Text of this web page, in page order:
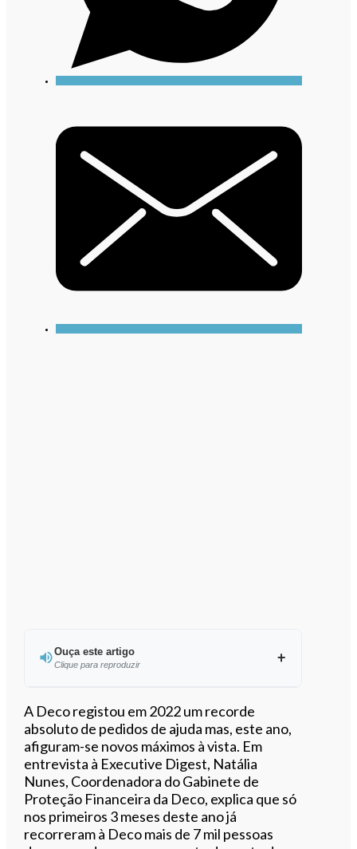
Ouça este artigo
Clique para reproduzir
Ouvir este artigo
A Deco registou em 2022 um recorde
absoluto de pedidos de ajuda mas, este ano,
afiguram-se novos máximos à vista. Em
entrevista à Executive Digest, Natália
Nunes, Coordenadora do Gabinete de
Proteção Financeira da Deco, explica que só
nos primeiros 3 meses deste ano já
recorreram à Deco mais de 7 mil pessoas